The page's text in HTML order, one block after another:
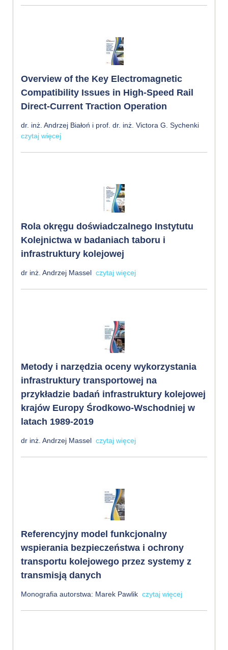
Overview of the Key Electromagnetic
Compatibility Issues in High-Speed Rail
Direct-Current Traction Operation
dr. inż. Andrzej Białoń i prof. dr. inż. Victora G. Sychenki
czytaj więcej
Rola okręgu doświadczalnego Instytutu
Kolejnictwa w badaniach taboru i
infrastruktury kolejowej
dr inż. Andrzej Massel czytaj więcej
Metody i narzędzia oceny wykorzystania
infrastruktury transportowej na
przykładzie badań infrastruktury kolejowej
krajów Europy Środkowo-Wschodniej w
latach 1989-2019
dr inż. Andrzej Massel czytaj więcej
Referencyjny model funkcjonalny
wspierania bezpieczeństwa i ochrony
transportu kolejowego przez systemy z
transmisją danych
Monografia autorstwa: Marek Pawlik czytaj więcej